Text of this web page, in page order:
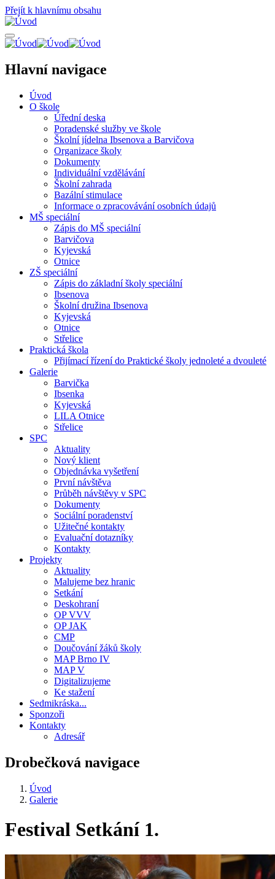
Přejít k hlavnímu obsahu
Hlavní navigace
Úvod
O škole
Úřední deska
Poradenské služby ve škole
Školní jídelna Ibsenova a Barvičova
Organizace školy
Dokumenty
Individuální vzdělávání
Školní zahrada
Bazální stimulace
Informace o zpracovávání osobních údajů
MŠ speciální
Zápis do MŠ speciální
Barvičova
Kyjevská
Otnice
ZŠ speciální
Zápis do základní školy speciální
Ibsenova
Školní družina Ibsenova
Kyjevská
Otnice
Střelice
Praktická škola
Přijímací řízení do Praktické školy jednoleté a dvouleté
Galerie
Barvička
Ibsenka
Kyjevská
LILA Otnice
Střelice
SPC
Aktuality
Nový klient
Objednávka vyšetření
První návštěva
Průběh návštěvy v SPC
Dokumenty
Sociální poradenství
Užitečné kontakty
Evaluační dotazníky
Kontakty
Projekty
Aktuality
Malujeme bez hranic
Setkání
Deskohraní
OP VVV
OP JAK
CMP
Doučování žáků školy
MAP Brno IV
MAP V
Digitalizujeme
Ke stažení
Sedmikráska...
Sponzoři
Kontakty
Adresář
Drobečková navigace
Úvod
Galerie
Festival Setkání 1.